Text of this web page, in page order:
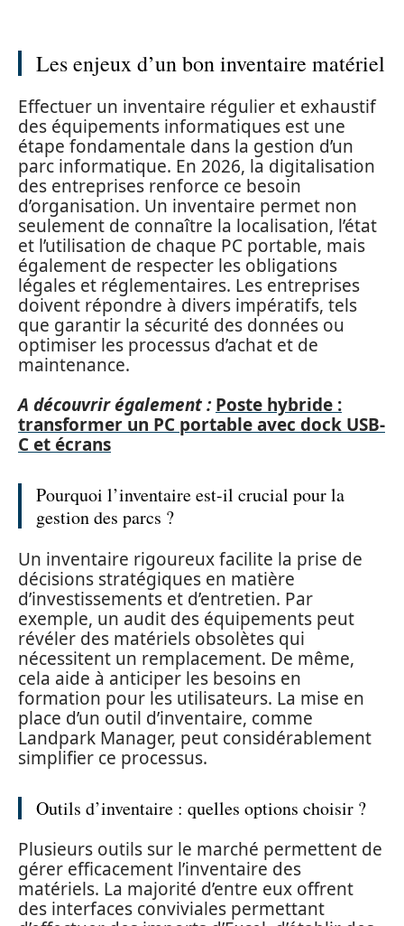
Les enjeux d’un bon inventaire matériel
Effectuer un inventaire régulier et exhaustif
des équipements informatiques est une
étape fondamentale dans la gestion d’un
parc informatique. En 2026, la digitalisation
des entreprises renforce ce besoin
d’organisation. Un inventaire permet non
seulement de connaître la localisation, l’état
et l’utilisation de chaque PC portable, mais
également de respecter les obligations
légales et réglementaires. Les entreprises
doivent répondre à divers impératifs, tels
que garantir la sécurité des données ou
optimiser les processus d’achat et de
maintenance.
A découvrir également : Poste hybride :
transformer un PC portable avec dock USB-
C et écrans
Pourquoi l’inventaire est-il crucial pour la
gestion des parcs ?
Un inventaire rigoureux facilite la prise de
décisions stratégiques en matière
d’investissements et d’entretien. Par
exemple, un audit des équipements peut
révéler des matériels obsolètes qui
nécessitent un remplacement. De même,
cela aide à anticiper les besoins en
formation pour les utilisateurs. La mise en
place d’un outil d’inventaire, comme
Landpark Manager, peut considérablement
simplifier ce processus.
Outils d’inventaire : quelles options choisir ?
Plusieurs outils sur le marché permettent de
gérer efficacement l’inventaire des
matériels. La majorité d’entre eux offrent
des interfaces conviviales permettant